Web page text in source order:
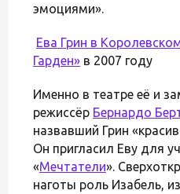
эмоциями».
Ева Грин в
Гарден» в 2007 году
Именно в театре её и
режиссёр Бернардо
назвавший Грин
Он пригласил Еву для
«Мечтатели».
наготы роль Изабель,